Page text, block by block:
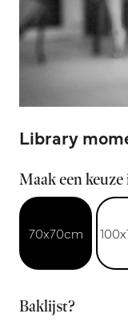
Library
Maak een
70x70cm
Baklijst?